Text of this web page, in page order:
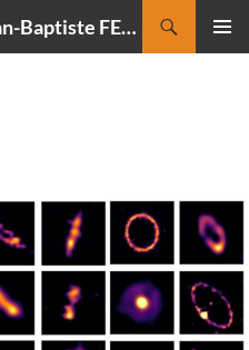
CIELMANIA : le blog de Jean-Baptiste FELDMANN, photographe du ciel